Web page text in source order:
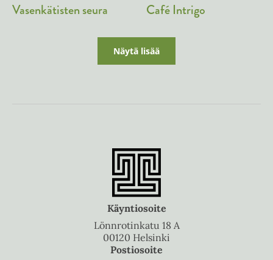
Vasenkätisten seura Café Intrigo
Näytä lisää
Käyntiosoite
Lönnrotinkatu 18 A
00120 Helsinki
Postiosoite